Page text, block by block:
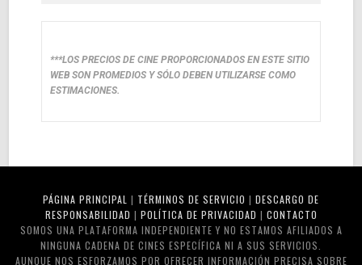
***LOS PRECIOS DE CINE PROPORCIONADOS EN ESTE SITIO
WEB SON PROMEDIOS Y SÓLO DEBEN UTILIZARSE COMO
ESTIMACIONES.
PÁGINA PRINCIPAL | TÉRMINOS DE SERVICIO | DESCARGO DE
RESPONSABILIDAD | POLÍTICA DE PRIVACIDAD | CONTACTO
SOMOS UNA PLATAFORMA INDEPENDIENTE Y NO ESTAMOS AFILIADOS A
NINGUNA CADENA DE CINES ESPECÍFICA NI A SUS SERVICIOS.
AUNQUE NOS ESFORZAMOS POR OFRECER INFORMACIÓN PRECISA SOBRE